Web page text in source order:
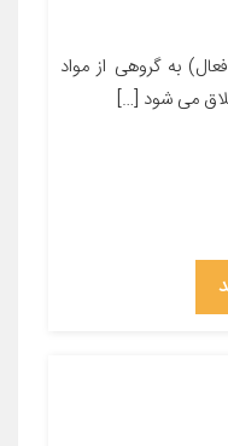
به گروهی از مواد
می شود […]